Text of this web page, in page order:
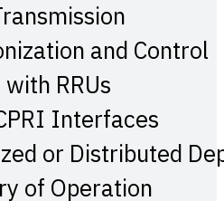
and Control
RRUs
Interfaces
or Distributed
of Operation